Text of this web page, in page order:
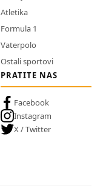
Atletika
Formula 1
Vaterpolo
Ostali sportovi
PRATITE NAS
Facebook
Instagram
X / Twitter